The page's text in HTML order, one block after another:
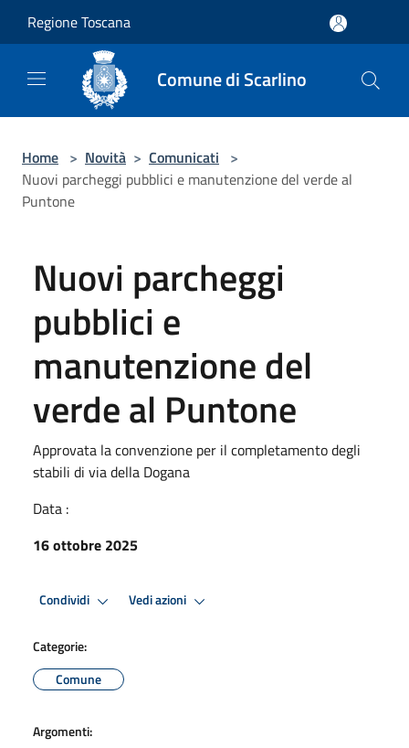
Regione Toscana
Comune di Scarlino
Home > Novità > Comunicati >
Nuovi parcheggi pubblici e manutenzione del verde al
Puntone
Nuovi parcheggi
pubblici e
manutenzione del
verde al Puntone
Approvata la convenzione per il completamento degli
stabili di via della Dogana
Data :
16 ottobre 2025
Condividi Vedi azioni
Categorie:
Comune
Argomenti: